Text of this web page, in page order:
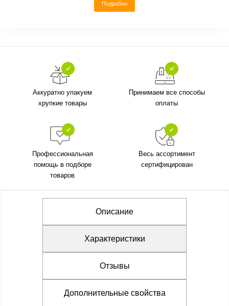
Подробно
Аккуратно упакуем
хрупкие товары
Принимаем все способы
оплаты
Профессиональная
помощь в подборе
товаров
Весь ассортимент
сертифицирован
Описание
Характеристики
Отзывы
Дополнительные свойства